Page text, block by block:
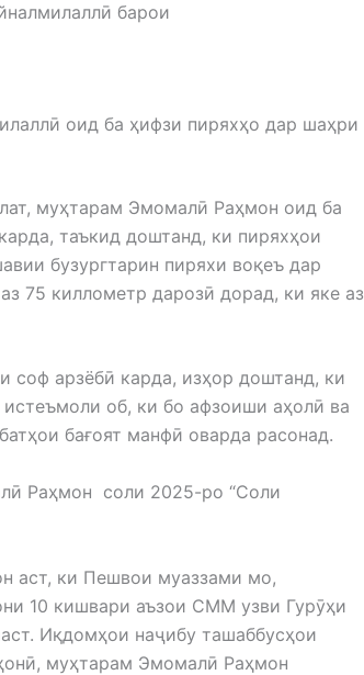
барои
оид ба ҳифзи пиряхҳо дар шаҳри
муҳтарам Эмомалӣ Раҳмон оид ба
таъкид доштанд, ки пиряхҳои
бузургтарин пиряхи воқеъ дар
75 киллометр дарозӣ дорад, ки яке аз
арзёбӣ карда, изҳор доштанд, ки
об, ки бо афзоиши аҳолӣ ва
бағоят манфӣ оварда расонад.
Раҳмон соли 2025-ро “Соли
ки Пешвои муаззами мо,
10 кишвари аъзои СММ узви Гурӯҳи
Иқдомҳои наҷибу ташаббусҳои
муҳтарам Эмомалӣ Раҳмон